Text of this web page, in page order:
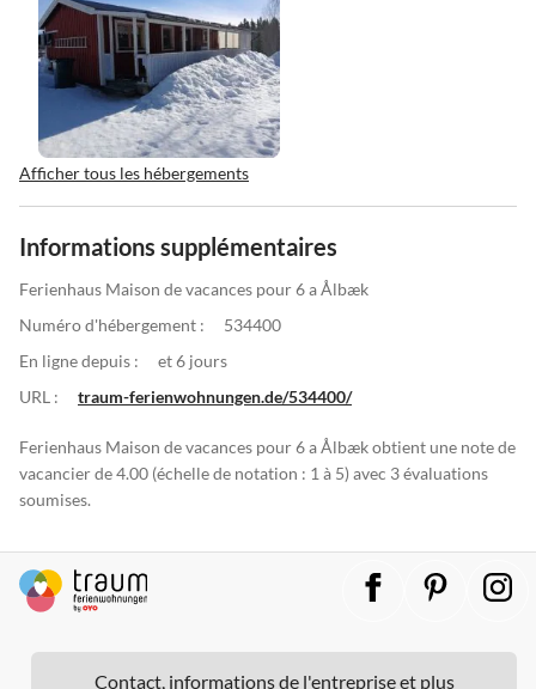
Afficher tous les hébergements
Informations supplémentaires
Ferienhaus Maison de vacances pour 6 a Ålbæk
Numéro d'hébergement :
534400
En ligne depuis :
et 6 jours
URL :
traum-ferienwohnungen.de/534400/
Ferienhaus Maison de vacances pour 6 a Ålbæk obtient une note de
vacancier de 4.00 (échelle de notation : 1 à 5) avec 3 évaluations
soumises.
Contact, informations de l'entreprise et plus